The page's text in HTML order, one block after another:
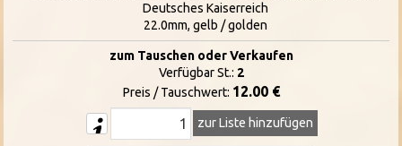
Deutsches Kaiserreich
22.0mm, gelb / golden
zum Tauschen oder Verkaufen
Verfügbar St.: 2
Preis / Tauschwert: 12.00 €
zur Liste hinzufügen